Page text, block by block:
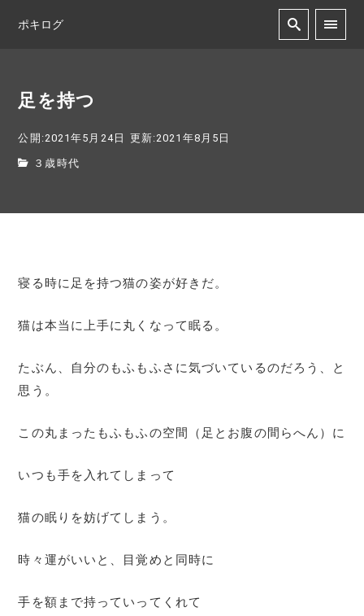
ポキログ
足を持つ
公開:2021年5月24日 更新:2021年8月5日
３歳時代
寝る時に足を持つ猫の姿が好きだ。
猫は本当に上手に丸くなって眠る。
たぶん、自分のもふもふさに気づいているのだろう、と
思う。
この丸まったもふもふの空間（足とお腹の間らへん）に
いつも手を入れてしまって
猫の眠りを妨げてしまう。
時々運がいいと、目覚めと同時に
手を額まで持っていってくれて